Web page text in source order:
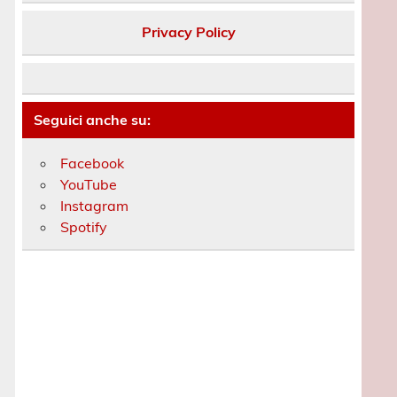
Privacy Policy
Seguici anche su:
Facebook
YouTube
Instagram
Spotify